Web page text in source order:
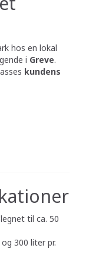
hos en lokal
i Greve.
kundens
til ca. 50
300 liter pr.